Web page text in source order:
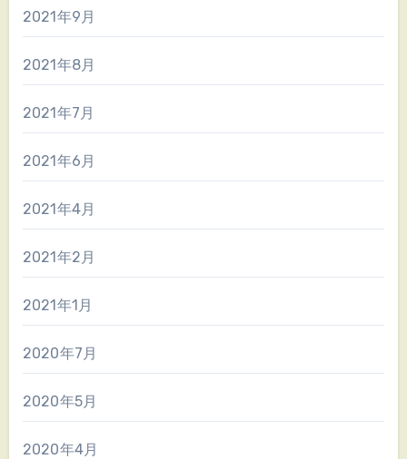
2021年9月
2021年8月
2021年7月
2021年6月
2021年4月
2021年2月
2021年1月
2020年7月
2020年5月
2020年4月